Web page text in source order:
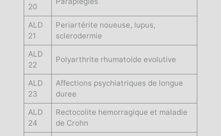
20
ALD
21
Periartérite noueuse, lupus,
sclerodermie
ALD
22
Polyarthrite rhumatoide evolutive
ALD
23
Affections psychiatriques de longue
duree
ALD
24
Rectocolite hemorragique et maladie
de Crohn